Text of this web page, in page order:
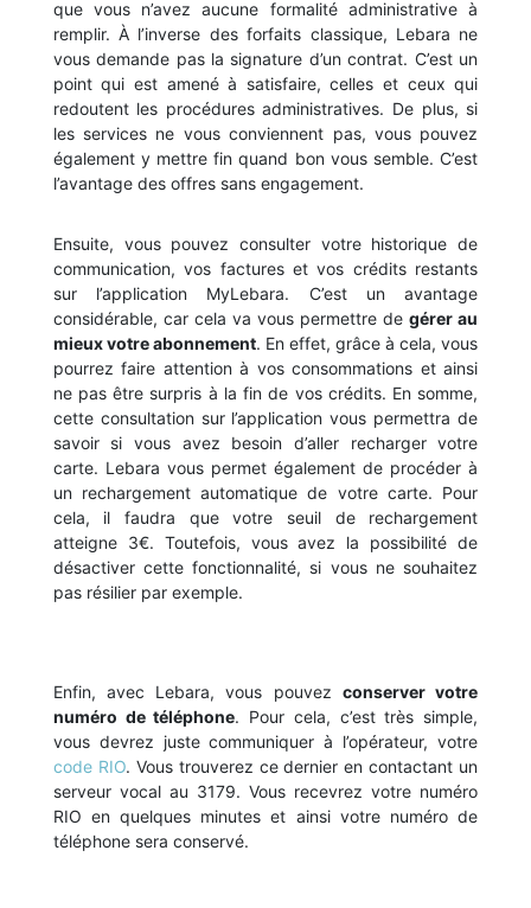
que vous n’avez aucune formalité administrative à
remplir. À l’inverse des forfaits classique, Lebara ne
vous demande pas la signature d’un contrat. C’est un
point qui est amené à satisfaire, celles et ceux qui
redoutent les procédures administratives. De plus, si
les services ne vous conviennent pas, vous pouvez
également y mettre fin quand bon vous semble. C’est
l’avantage des offres sans engagement.
Ensuite, vous pouvez consulter votre historique de
communication, vos factures et vos crédits restants
sur l’application MyLebara. C’est un avantage
considérable, car cela va vous permettre degérer au
mieux votre abonnement. En effet, grâce à cela, vous
pourrez faire attention à vos consommations et ainsi
ne pas être surpris à la fin de vos crédits. En somme,
cette consultation sur l’application vous permettra de
savoir si vous avez besoin d’aller recharger votre
carte. Lebara vous permet également de procéder à
un rechargement automatique de votre carte. Pour
cela, il faudra que votre seuil de rechargement
atteigne 3€. Toutefois, vous avez la possibilité de
désactiver cette fonctionnalité, si vous ne souhaitez
pas résilier par exemple.
Enfin, avec Lebara, vous pouvez conserver votre
numéro de téléphone. Pour cela, c’est très simple,
vous devrez juste communiquer à l’opérateur, votre
code RIO. Vous trouverez ce dernier en contactant un
serveur vocal au 3179. Vous recevrez votre numéro
RIO en quelques minutes et ainsi votre numéro de
téléphone sera conservé.